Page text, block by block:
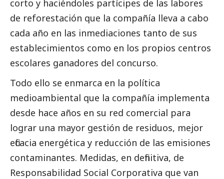
corto y haciéndoles partícipes de las labores
de reforestación que la compañía lleva a cabo
cada año en las inmediaciones tanto de sus
establecimientos como en los propios centros
escolares ganadores del concurso.
Todo ello se enmarca en la política
medioambiental que la compañía implementa
desde hace años en su red comercial para
lograr una mayor gestión de residuos, mejor
eficacia energética y reducción de las emisiones
contaminantes. Medidas, en definitiva, de
Responsabilidad Social Corporativa que van